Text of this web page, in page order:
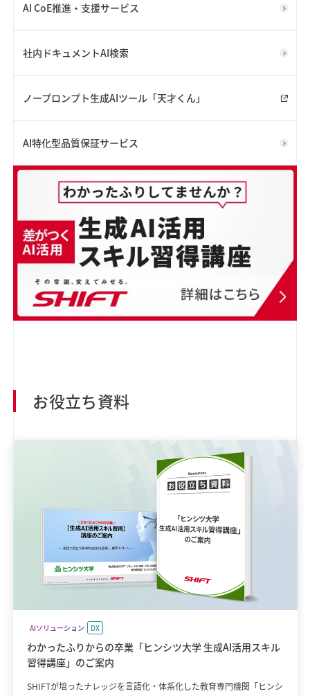
AI CoE推進・支援サービス
社内ドキュメントAI検索
ノープロンプト生成AIツール「天才くん」
AI特化型品質保証サービス
お役立ち資料
AIソリューション DX
わかったふりからの卒業「ヒンシツ大学 生成AI活用スキル
習得講座」のご案内
SHIFTが培ったナレッジを言語化・体系化した教育専門機関「ヒンシ